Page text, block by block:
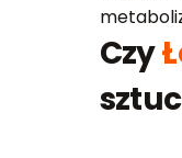
Czy